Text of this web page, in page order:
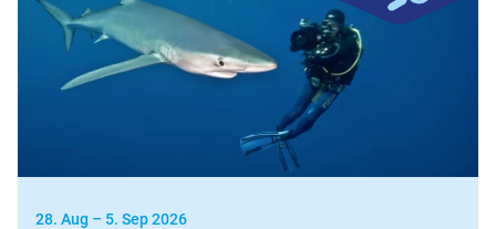
28. Aug – 5. Sep 2026